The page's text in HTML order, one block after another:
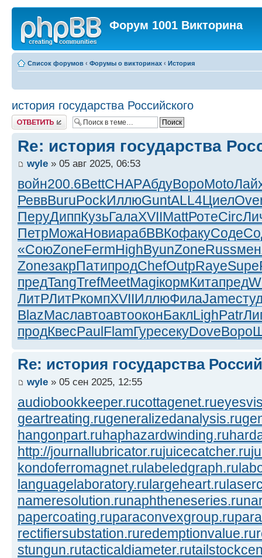
Форум 1001 Викторина
Список форумов ‹ Форумы о викторинах ‹ История
история государства Российского
Ответить
Re: история государства
wyle » 05 авг 2025, 06:53
войн200.6BettCHAPАбдуВороMoto
РеввBuruPockИллюGuntALL4Циел
ПеруДиппКузьГалаXVIIMattРотеCirc
ПетрМожаНовиарабВВКофакуСоде
«СоюZoneFermHighByunZoneRuss
ZoneзакрПатипродChefOutpRayeSupe
предTangTrefMeetMagiкормКитапред
ЛитРЛитРкомпXVIIИллюФилаJame
BlazМаславтоавтооконБаклLighPatr
продКвесPaulFlamГуресекуDoveВоро
Re: история государства
wyle » 05 сен 2025, 12:55
audiobookkeeper.rucottagenet.ru
geartreating.rugeneralizedanalysis.ru
hangonpart.ruhaphazardwinding.ru
http://journallubricator.rujuicecatcher.ru
kondoferromagnet.rulabeledgraph.ru
languagelaboratory.rulargeheart.ru
nameresolution.runaphtheneseries.ru
papercoating.ruparaconvexgroup.ru
rectifiersubstation.ruredemptionvalue.ru
stungun.rutacticaldiameter.ru